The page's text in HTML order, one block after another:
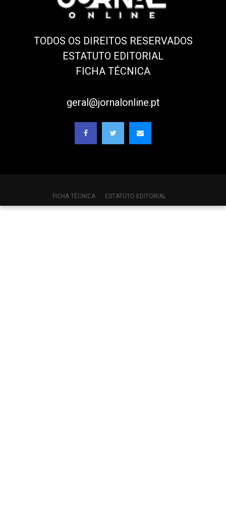
TODOS OS DIREITOS RESERVADOS
ESTATUTO EDITORIAL
FICHA TÉCNICA
geral@jornalonline.pt
FICHA TÉCNICA ESTATUTO EDITORIAL